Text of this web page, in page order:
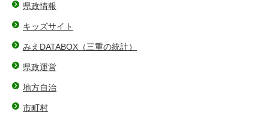
県政情報
キッズサイト
みえDATABOX（三重の統計）
県政運営
地方自治
市町村